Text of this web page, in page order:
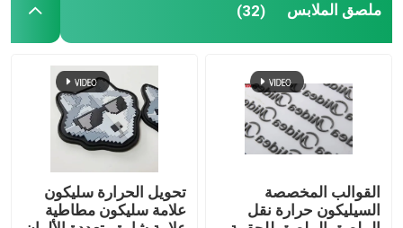
ملصق الملابس (32)
القوالب المخصصة
السيليكون حرارة نقل
تحويل الحرارة سليكون
علامة سليكون مطاطية